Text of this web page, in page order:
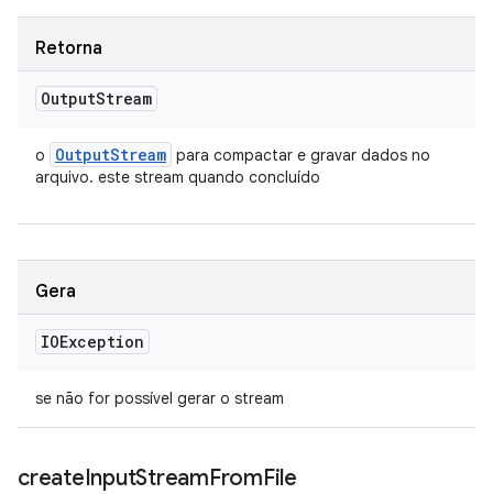
Retorna
OutputStream
o OutputStream para compactar e gravar dados no
arquivo. este stream quando concluído
Gera
IOException
se não for possível gerar o stream
createInputStreamFromFile